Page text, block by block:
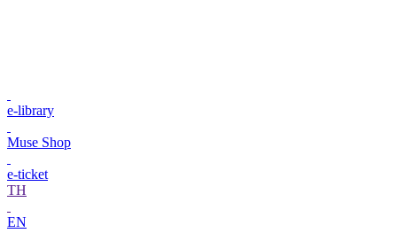
e-library
Muse Shop
e-ticket
TH
EN